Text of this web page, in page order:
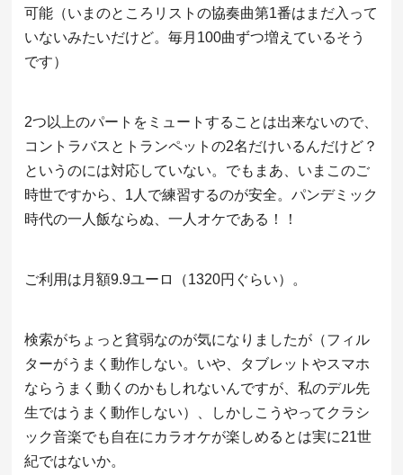
可能（いまのところリストの協奏曲第1番はまだ入って
いないみたいだけど。毎月100曲ずつ増えているそう
です）
2つ以上のパートをミュートすることは出来ないので、
コントラバスとトランペットの2名だけいるんだけど？
というのには対応していない。でもまあ、いまこのご
時世ですから、1人で練習するのが安全。パンデミック
時代の一人飯ならぬ、一人オケである！！
ご利用は月額9.9ユーロ（1320円ぐらい）。
検索がちょっと貧弱なのが気になりましたが（フィル
ターがうまく動作しない。いや、タブレットやスマホ
ならうまく動くのかもしれないんですが、私のデル先
生ではうまく動作しない）、しかしこうやってクラシ
ック音楽でも自在にカラオケが楽しめるとは実に21世
紀ではないか。